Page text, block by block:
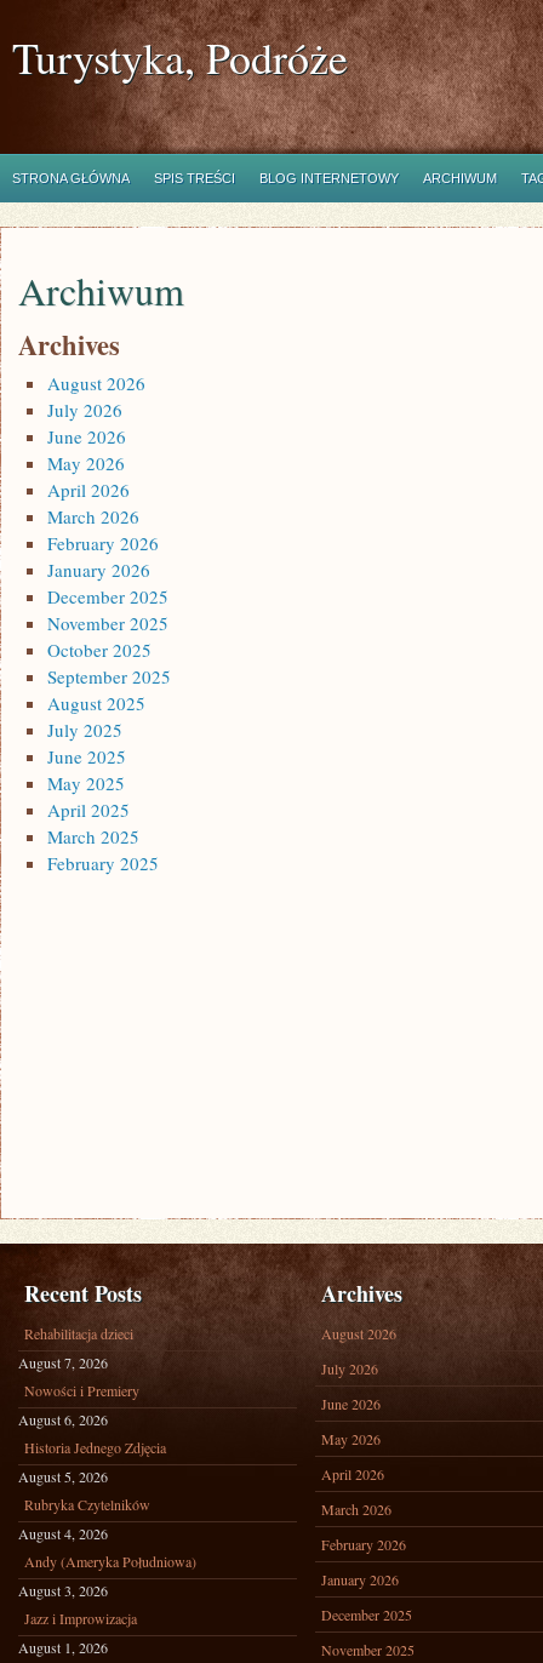
Turystyka, Podróże
STRONA GŁÓWNA SPIS TREŚCI BLOG INTERNETOWY ARCHIWUM
Archiwum
Archives
August 2026
July 2026
June 2026
May 2026
April 2026
March 2026
February 2026
January 2026
December 2025
November 2025
October 2025
September 2025
August 2025
July 2025
June 2025
May 2025
April 2025
March 2025
February 2025
Recent Posts
Rehabilitacja dzieci
August 7, 2026
Nowości i Premiery
August 6, 2026
Historia Jednego Zdjęcia
August 5, 2026
Rubryka Czytelników
August 4, 2026
Andy (Ameryka Południowa)
August 3, 2026
Jazz i Improwizacja
August 1, 2026
Archives
August 2026
July 2026
June 2026
May 2026
April 2026
March 2026
February 2026
January 2026
December 2025
November 2025